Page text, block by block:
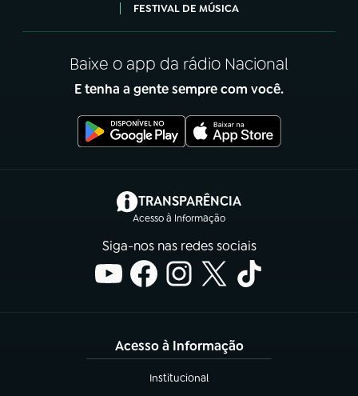
FESTIVAL DE MÚSICA
Baixe o app da rádio Nacional
E tenha a gente sempre com você.
TRANSPARÊNCIA
Acesso à Informação
(abre em nova aba)
Siga-nos nas redes sociais
Acesso à Informação
Institucional
(abre em nova aba)